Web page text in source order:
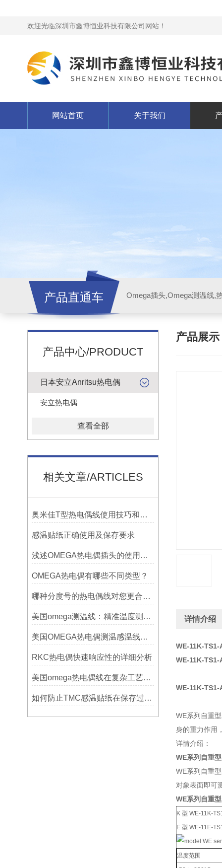
欢迎光临深圳市鑫博恒业科技有限公司网站！
网站首页 关于我们
产品直通车
产品中心/PRODUCT
日本安立Anritsu热电偶
安立热电偶
查看全部
相关文章/ARTICLES
奥米佳T型热电偶线使用技巧和选择方法
感温贴纸正确使用及保存要求
浅述OMEGA热电偶插头的使用意义
OMEGA热电偶有哪些不同类型？
哪种分度号的热电偶线对您更合用?
美国omega测温线：精准温度测量的可靠选择
美国OMEGA热电偶测温感温线和插头插座连接器真伪原装正品判断查验方法
RKC热电偶快速响应性的详细分析
美国omega热电偶线在复杂工艺中的角色
如何防止TMC感温贴纸在保存过程中损坏？
产品展示
详情介绍
WE-11K-
WE-11K-
WE-11K-TS1-
WE系列自重
身的重力作用
详情介绍：
WE系列自重
WE系列自重
对象表面即可
WE系列自重
K 型 WE-11K-
E 型 WE-11E-
温度范围